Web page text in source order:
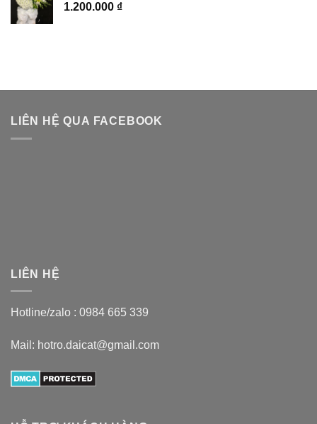
1.200.000 ₫
LIÊN HỆ QUA FACEBOOK
LIÊN HỆ
Hotline/zalo : 0984 665 339
Mail: hotro.daicat@gmail.com